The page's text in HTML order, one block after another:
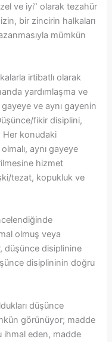
ve iyi” olarak tezahür
bir zincirin halkaları
mümkün
irtibatlı olarak
yardımlaşma ve
ve aynı gayenin
fikir disiplini,
Her konudaki
aynı gayeye
hizmet
tezat, kopukluk ve
olmuş veya
düşünce disiplinine
disiplininin doğru
düşünce
görünüyor; madde
ihmal eden, madde